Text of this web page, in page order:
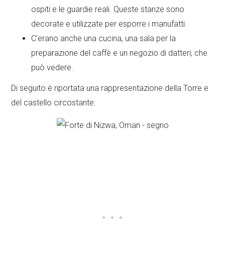
ospiti e le guardie reali. Queste stanze sono
decorate e utilizzate per esporre i manufatti.
C’erano anche una cucina, una sala per la
preparazione del caffè e un negozio di datteri, che
può vedere.
Di seguito è riportata una rappresentazione della Torre e
del castello circostante: